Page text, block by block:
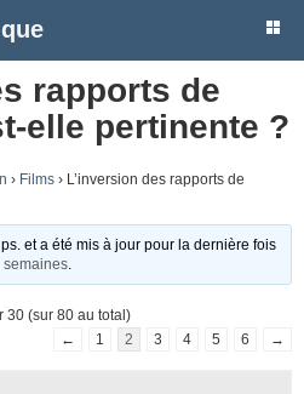
rapports de
elle pertinente ?
› Films › L’inversion des rapports de
et a été mis à jour pour la dernière fois
semaines
30 (sur 80 au total)
←
1 2 3 4 5 6 →